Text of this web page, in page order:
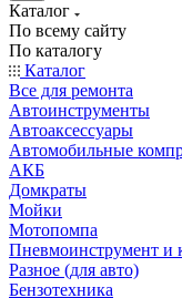
Каталог
По всему сайту
По каталогу
Каталог
Все для ремонта
Автоинструменты
Автоаксессуары
Автомобильные
АКБ
Домкраты
Мойки
Мотопомпа
Пневмоинструмент и
Разное (для авто)
Бензотехника